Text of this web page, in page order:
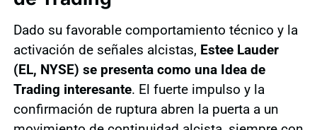
Dado su favorable comportamiento técnico y la
activación de señales alcistas, Estee Lauder
(EL, NYSE) se presenta como una Idea de
Trading interesante. El fuerte impulso y la
confirmación de ruptura abren la puerta a un